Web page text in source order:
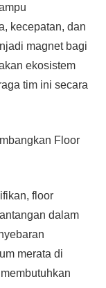
kecepatan, dan
magnet bagi
ekosistem
tim ini secara
Floor
floor
dalam
merata di